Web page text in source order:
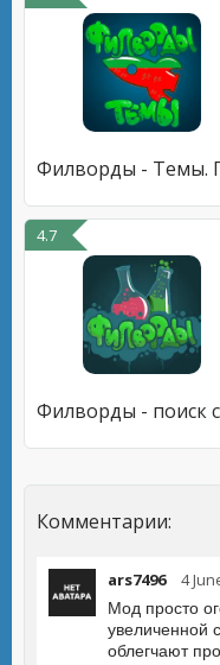
4.7
Комментарии:
ars7496 4
Мод просто
увеличенной
облегчают